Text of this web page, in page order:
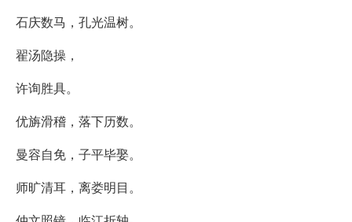
石庆数马，孔光温树。
翟汤隐操，
许询胜具。
优旃滑稽，落下历数。
曼容自免，子平毕娶。
师旷清耳，离娄明目。